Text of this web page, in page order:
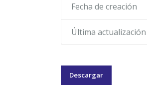
Fecha de creación
Última actualización
Descargar